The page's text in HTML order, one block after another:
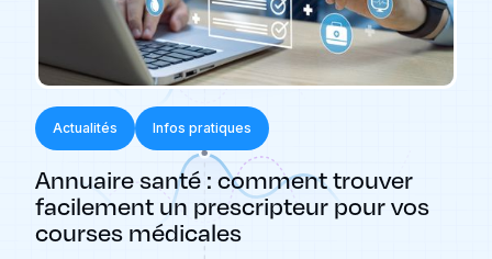
Actualités Infos pratiques
Annuaire santé : comment trouver
facilement un prescripteur pour vos
courses médicales